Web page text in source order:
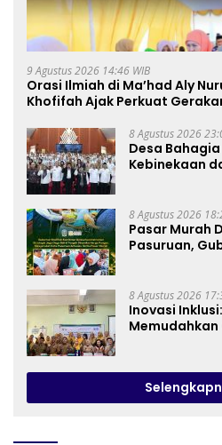
9 Agustus 2026 14:46 WIB
Orasi Ilmiah di Ma’had Aly
Khofifah Ajak Perkuat
8 Agustus 2026
Desa
Kebinekaan
8 Agustus 2026
Pasar Murah
Pasuruan,
8 Agustus 2026
Inovasi
Memudahkan